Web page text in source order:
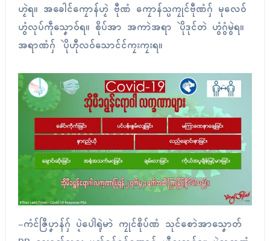
ဟၟဲရ။ အခေါၚ်ကၠောန်ဟၟဲ ဗီုဏံ ကၠောန်သ္ပကၠုၚ်ဗီုဏံဂှ် မုလေဝ်
ဟွံလုပ်ကဵုသၞောဝ်ရ။ စိုပ်အာ အကာဲအရာ ပိုဲဒုၚ်တဲ ဟွံဂွံမွဲရ။
အရာဏံဂှ် ပိုဲဟီုလဝ်သောၚ်ၚ်ကၠးကၠးရ။
-ကံၚ်ဇြဳပၞာန်ဂှ် ပ္ဍဲပေါဲရုဲမာဲ ကၠုၚ်စိုပ်ဏံ သုၚ်စောဲအာသၞောတ်